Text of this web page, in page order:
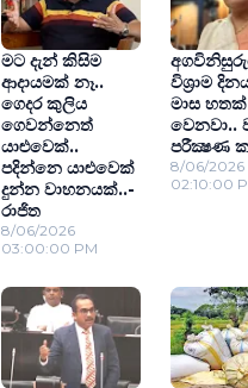
මට දැන් කිසිම
ආදායමක් නෑ..
ගෙදර කුලිය
ගෙවන්නෙත්
යාළුවෙක්..
පදින්නෙ යාළුවෙක්
දුන්න වාහනයක්..-
රාජිත
8/06/2026
03:00:00 PM
විශ‍්‍රාම
මාස හතක්
වෙනවා..
පරීක්‍ෂණ
8/06/2026
02:10:00